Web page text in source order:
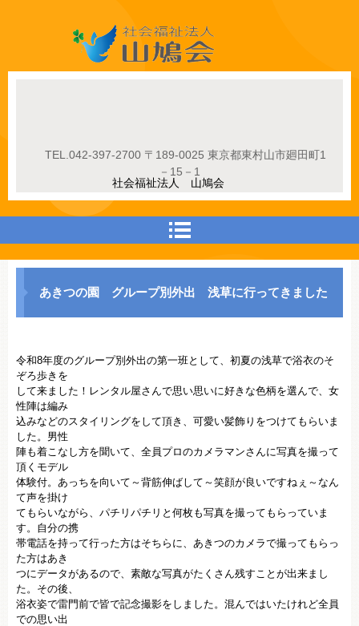
社会福祉法人山鳩会
社会福祉法人 山鳩会
TEL. 042-397-2700 〒189-0025 東京都東村山市廻田町1
－15－1
あきつの園 グループ別外出 浅草に行ってきました
令和8年度のグループ別外出の第一班として、初夏の浅草で浴衣のそ
ぞろ歩きを
して来ました！レンタル屋さんで思い思いに好きな色柄を選んで、女
性陣は編み
込みなどのスタイリングをして頂き、可愛い髪飾りをつけてもらいま
した。男性
陣も着こなし方を聞いて、全員プロのカメラマンさんに写真を撮って
頂くモデル
体験付。あっちを向いて～背筋伸ばして～笑顔が良いですねぇ～なん
て声を掛け
てもらいながら、パチリパチリと何枚も写真を撮ってもらっていま
す。自分の携
帯電話を持って行った方はそちらに、あきつのカメラで撮ってもらっ
た方はあき
つにデータがあるので、素敵な写真がたくさん残すことが出来まし
た。その後、
浴衣姿で雷門前で皆で記念撮影をしました。混んではいたけれど全員
での思い出